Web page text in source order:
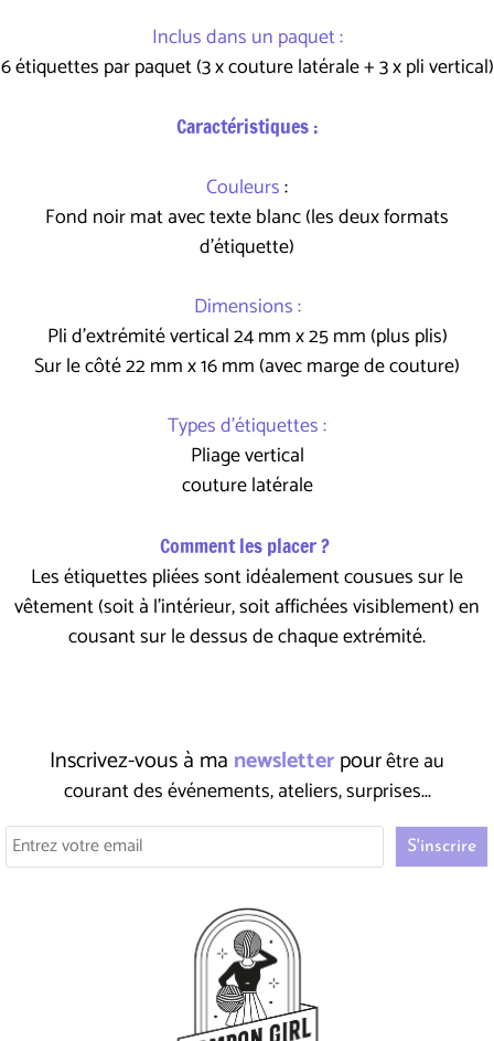
Inclus dans un paquet :
6 étiquettes par paquet (3 x couture latérale + 3 x pli vertical)
Caractéristiques :
Couleurs:
Fond noir mat avec texte blanc (les deux formats
d'étiquette)
Dimensions :
Pli d'extrémité vertical 24 mm x 25 mm (plus plis)
Sur le côté 22 mm x 16 mm (avec marge de couture)
Types d'étiquettes :
Pliage vertical
couture latérale
Comment les placer ?
Les étiquettes pliées sont idéalement cousues sur le
vêtement (soit à l'intérieur, soit affichées visiblement) en
cousant sur le dessus de chaque extrémité.
Inscrivez-vous à ma newsletterpourêtre au
courant des événements, ateliers, surprises...